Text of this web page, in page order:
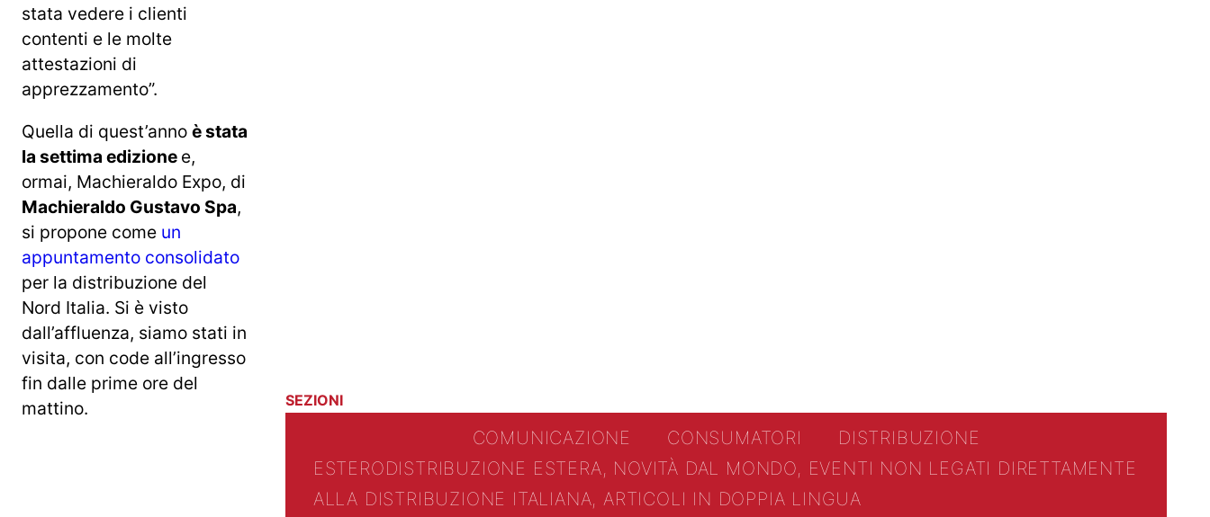
stata vedere i clienti
contenti e le molte
attestazioni di
apprezzamento”.
Quella di quest’anno è stata
la settima edizione e,
ormai, Machieraldo Expo, di
Machieraldo Gustavo Spa,
si propone come un
appuntamento consolidato
per la distribuzione del
Nord Italia. Si è visto
dall’affluenza, siamo stati in
visita, con code all’ingresso
fin dalle prime ore del
mattino.
SEZIONI
COMUNICAZIONE CONSUMATORI
DISTRIBUZIONE
ESTERODISTRIBUZIONE ESTERA, NOVITÀ DAL MONDO, EVENTI NON LEGATI DIRETTAMENTE
ALLA DISTRIBUZIONE ITALIANA, ARTICOLI IN DOPPIA LINGUA